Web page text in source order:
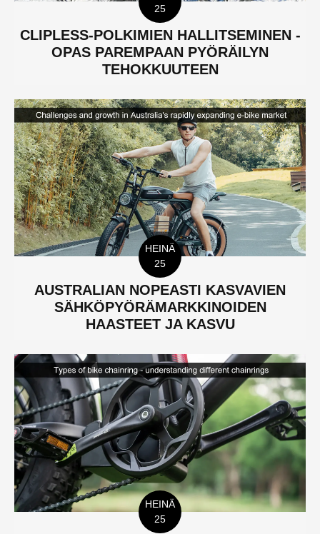
25
CLIPLESS-POLKIMIEN HALLITSEMINEN -
OPAS PAREMPAAN PYÖRÄILYN
TEHOKKUUTEEN
HEINÄ
25
AUSTRALIAN NOPEASTI KASVAVIEN
SÄHKÖPYÖRÄMARKKINOIDEN
HAASTEET JA KASVU
HEINÄ
25